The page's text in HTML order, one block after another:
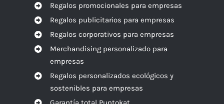
Regalos promocionales para empresas
Regalos publicitarios para empresas
Regalos corporativos para empresas
Merchandising personalizado para
empresas
Regalos personalizados ecológicos y
sostenibles para empresas